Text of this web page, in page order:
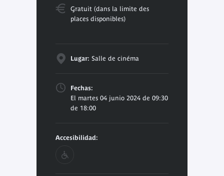
Gratuit (dans la limite des
places disponibles)
Lugar: Salle de cinéma
Fechas:
El martes 04 junio 2024 de 09:30
de 18:00
Accesibilidad: